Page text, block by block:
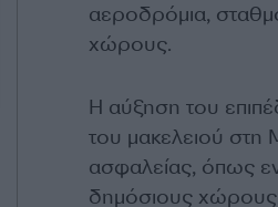
αεροδρόμια,
χώρους.
Η αύξηση του
του μακελειού στη
ασφαλείας, όπως
δημόσιους